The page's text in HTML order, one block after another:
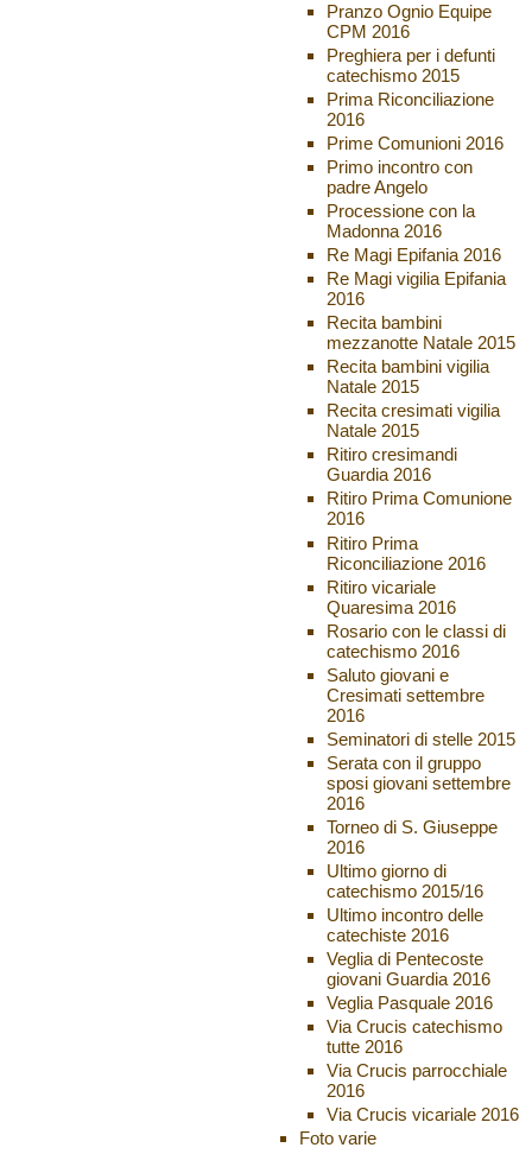
Pranzo Ognio Equipe
CPM 2016
Preghiera per i defunti
catechismo 2015
Prima Riconciliazione
2016
Prime Comunioni 2016
Primo incontro con
padre Angelo
Processione con la
Madonna 2016
Re Magi Epifania 2016
Re Magi vigilia Epifania
2016
Recita bambini
mezzanotte Natale 2015
Recita bambini vigilia
Natale 2015
Recita cresimati vigilia
Natale 2015
Ritiro cresimandi
Guardia 2016
Ritiro Prima Comunione
2016
Ritiro Prima
Riconciliazione 2016
Ritiro vicariale
Quaresima 2016
Rosario con le classi di
catechismo 2016
Saluto giovani e
Cresimati settembre
2016
Seminatori di stelle 2015
Serata con il gruppo
sposi giovani settembre
2016
Torneo di S. Giuseppe
2016
Ultimo giorno di
catechismo 2015/16
Ultimo incontro delle
catechiste 2016
Veglia di Pentecoste
giovani Guardia 2016
Veglia Pasquale 2016
Via Crucis catechismo
tutte 2016
Via Crucis parrocchiale
2016
Via Crucis vicariale 2016
Foto varie